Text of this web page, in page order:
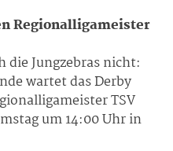
Regionalligameister
die Jungzebras nicht:
wartet das Derby
TSV
um 14:00 Uhr in